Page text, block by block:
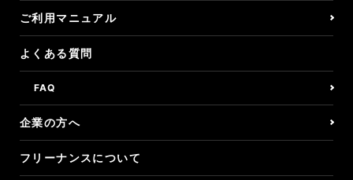
バーチャルオフィス
決済リンク
アフィリエイトプログラム
企業の方へ
ご利用マニュアル
よくある質問
FAQ
企業の方へ
フリーナンスについて